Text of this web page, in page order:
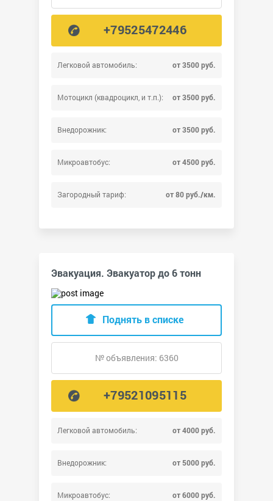
Легковой автомобиль: от 3500 руб.
Мотоцикл (квадроцикл, и т.п.): от 3500 руб.
Внедорожник: от 3500 руб.
Микроавтобус: от 4500 руб.
Загородный тариф: от 80 руб./км.
+79525472446
Эвакуация. Эвакуатор до 6 тонн
Легковой автомобиль: от 4000 руб.
Внедорожник: от 5000 руб.
Микроавтобус: от 6000 руб.
Поднять в списке
№ объявления: 6360
+79521095115